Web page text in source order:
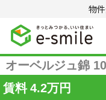
物
オーベルジュ錦
賃料 4.2万円